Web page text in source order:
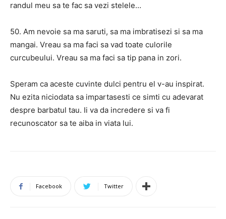
randul meu sa te fac sa vezi stelele…
50. Am nevoie sa ma saruti, sa ma imbratisezi si sa ma
mangai. Vreau sa ma faci sa vad toate culorile
curcubeului. Vreau sa ma faci sa tip pana in zori.
Speram ca aceste cuvinte dulci pentru el v-au inspirat.
Nu ezita niciodata sa impartasesti ce simti cu adevarat
despre barbatul tau. Ii va da incredere si va fi
recunoscator sa te aiba in viata lui.
Facebook Twitter